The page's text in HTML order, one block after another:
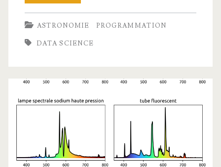
des
planètes
du
Solaire
ASTRONOMIE PROGRAMMATION
DATA SCIENCE